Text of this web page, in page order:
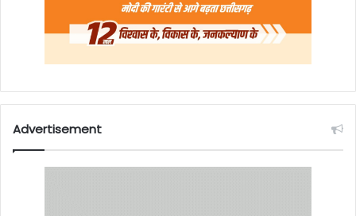
Advertisement